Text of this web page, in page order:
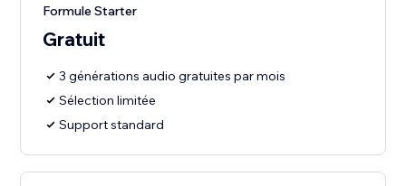
Formule Starter
Gratuit
3 générations audio gratuites par mois
Sélection limitée
Support standard